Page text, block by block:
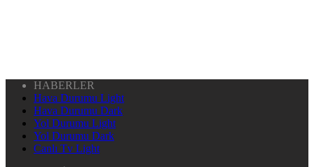
HABERLER
Hava Durumu Light
Hava Durumu Dark
Yol Durumu Light
Yol Durumu Dark
Canlı Tv Light